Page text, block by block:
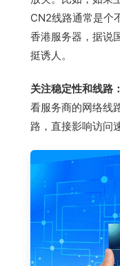
CN2线路通常是个
香港服务器，据说
挺诱人。
关注稳定性和线路：
看服务商的网络线
路，直接影响访问